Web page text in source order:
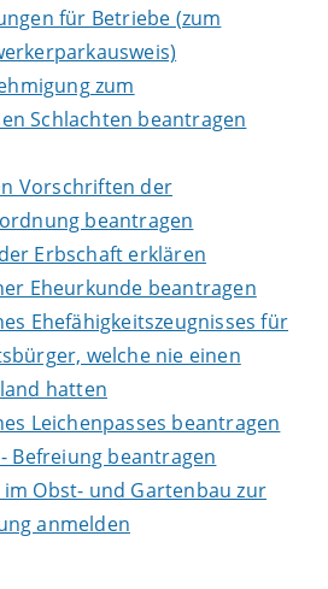
für Betriebe (zum
zum
Schlachten beantragen
Vorschriften der
beantragen
Erbschaft erklären
Eheurkunde beantragen
Ehefähigkeitszeugnisses für
welche nie einen
hatten
Leichenpasses beantragen
Befreiung beantragen
Obst- und Gartenbau zur
anmelden